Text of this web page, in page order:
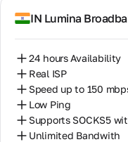
IN Lumina
24 hours Availability
Real ISP
Speed up to 150
Low Ping
Supports SOCKS5
Unlimited Bandwith